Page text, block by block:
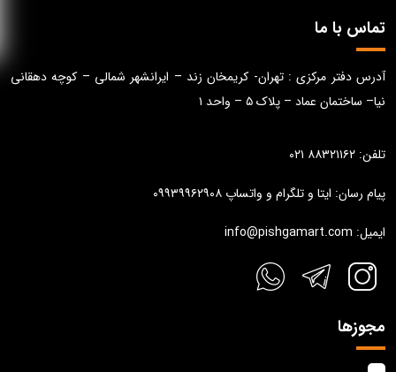
تماس با ما
آدرس دفتر مرکزی : تهران- کریمخان زند – ایرانشهر شمالی – کوچه دهقانی
نیا– ساختمان عماد – پلاک ۵ – واحد ۱
تلفن: ۸۸۳۲۱۱۶۲ ۰۲۱
پیام رسان: ایتا و تلگرام و واتساپ ۰۹۹۳۹۹۶۲۹۰۸
ایمیل: info@pishgamart.com
مجوزها